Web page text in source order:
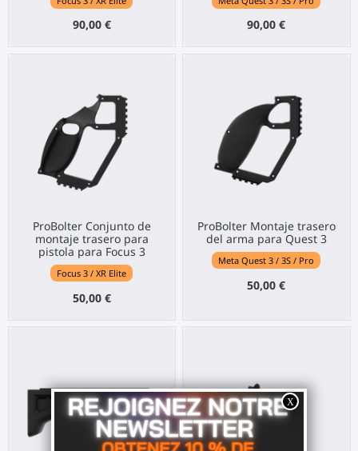
90,00 € 90,00 €
ProBolter Conjunto de
montaje trasero para
pistola para Focus 3
Focus 3 / XR Elite
50,00 €
ProBolter Montaje trasero
del arma para Quest 3
Meta Quest 3 / 3S / Pro
50,00 €